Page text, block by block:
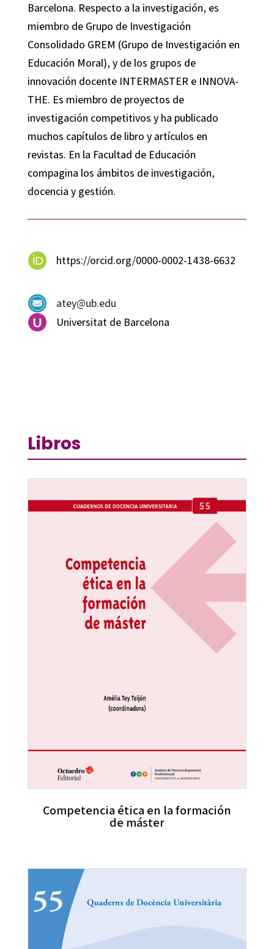
Barcelona. Respecto a la investigación, es
miembro de Grupo de Investigación
Consolidado GREM (Grupo de Investigación en
Educación Moral), y de los grupos de
innovación docente INTERMASTER e INNOVA-
THE. Es miembro de proyectos de
investigación competitivos y ha publicado
muchos capítulos de libro y artículos en
revistas. En la Facultad de Educación
compagina los ámbitos de investigación,
docencia y gestión.
https://orcid.org/0000-0002-1438-6632
atey@ub.edu
Universitat de Barcelona
Libros
Competencia ética en la formación
de máster